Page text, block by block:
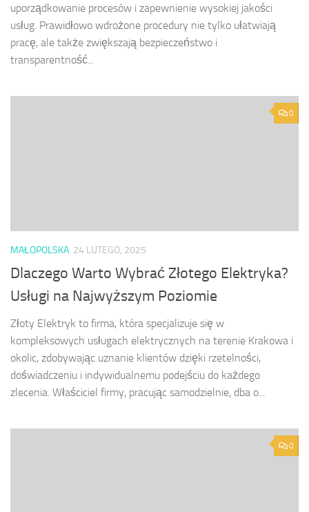
uporządkowanie procesów i zapewnienie wysokiej jakości
usług. Prawidłowo wdrożone procedury nie tylko ułatwiają
pracę, ale także zwiększają bezpieczeństwo i
transparentność...
0
MAŁOPOLSKA 24 LUTEGO, 2025
Dlaczego Warto Wybrać Złotego Elektryka?
Usługi na Najwyższym Poziomie
Złoty Elektryk to firma, która specjalizuje się w
kompleksowych usługach elektrycznych na terenie Krakowa i
okolic, zdobywając uznanie klientów dzięki rzetelności,
doświadczeniu i indywidualnemu podejściu do każdego
zlecenia. Właściciel firmy, pracując samodzielnie, dba o...
0